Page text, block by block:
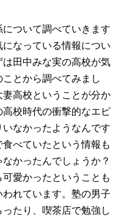
ついて調べていきます
なっている情報につい
田中みな実の高校が気
とから調べてみまし
高校ということが分か
校時代の衝撃的なエピ
なかったようなんです
べていたという情報も
かったんでしょうか？
愛かったということも
れています。塾の男子
たり、喫茶店で勉強し